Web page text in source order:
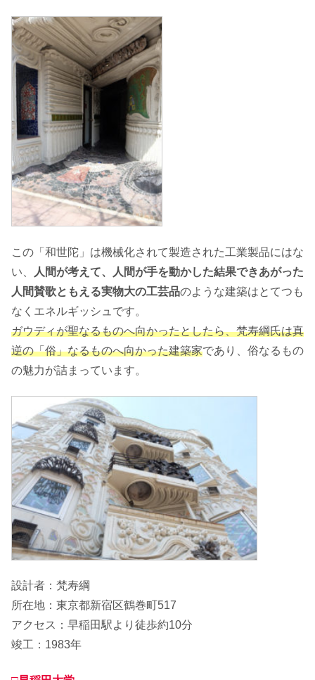
この「和世陀」は機械化されて製造された工業製品にはな
い、
人間が考えて、人間が手を動かした結果できあがった
人間賛歌ともえる実物大の工芸品のような建築はとてつも
なくエネルギッシュです。
ガウディが聖なるものへ向かったとしたら、梵寿綱氏は真
逆の「俗」なるものへ向かった建築家であり、俗なるもの
の魅力が詰まっています。
設計者：梵寿綱
所在地：東京都新宿区鶴巻町517
アクセス：早稲田駅より徒歩約10分
竣工：1983年